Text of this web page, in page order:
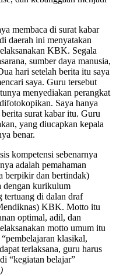
membaca di surat kabar
daerah ini menyatakan
KBK. Segala
sumber daya manusia,
hari setelah berita itu saya
saya. Guru tersebut
menyediakan perangkat
Saya hanya
surat kabar itu. Guru
yang diucapkan kepala
benar.
kompetensi sebenarnya
adalah pemahaman
berpikir dan bertindak)
dengan kurikulum
tertuang di dalan draf
KBK. Motto itu
optimal, adil, dan
motto umum itu
klasikal,
terlaksana, guru harus
“kegiatan belajar”